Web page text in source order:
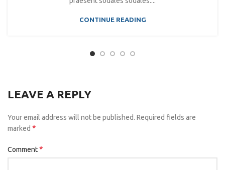
CONTINUE READING
LEAVE A REPLY
Your email address will not be published. Required fields are
marked *
Comment*